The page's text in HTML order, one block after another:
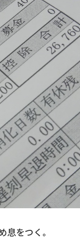
息をつく。